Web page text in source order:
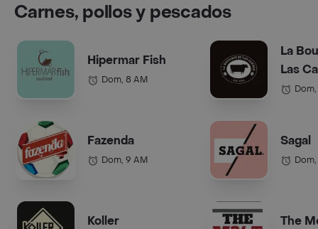
Carnes, pollos y pescados
Hipermar Fish
Dom, 8 AM
Fazenda
Dom, 9 AM
Koller
La
Las
Sagal
The